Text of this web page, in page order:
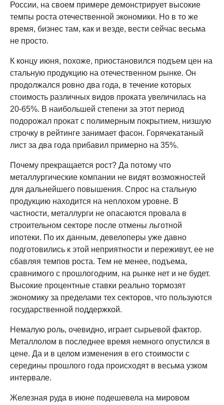
России, на своем примере демонстрирует высокие
темпы роста отечественной экономики. Но в то же
время, бизнес там, как и везде, вести сейчас весьма
не просто.
К концу июня, похоже, приостановился подъем цен на
стальную продукцию на отечественном рынке. Он
продолжался ровно два года, в течение которых
стоимость различных видов проката увеличилась на
20-65%. В наибольшей степени за этот период
подорожал прокат с полимерным покрытием, низшую
строчку в рейтинге занимает фасон. Горячекатаный
лист за два года прибавил примерно на 35%.
Почему прекращается рост? Да потому что
металлургические компании не видят возможностей
для дальнейшего повышения. Спрос на стальную
продукцию находится на неплохом уровне. В
частности, металлурги не опасаются провала в
строительном секторе после отмены льготной
ипотеки. По их данным, девелоперы уже давно
подготовились к этой неприятности и переживут, ее не
сбавляя темпов роста. Тем не менее, подъема,
сравнимого с прошлогодним, на рынке нет и не будет.
Высокие процентные ставки реально тормозят
экономику за пределами тех секторов, что пользуются
государственной поддержкой.
Немалую роль, очевидно, играет сырьевой фактор.
Металлолом в последнее время немного опустился в
цене. Да и в целом изменения в его стоимости с
середины прошлого года происходят в весьма узком
интервале.
Железная руда в июне подешевела на мировом